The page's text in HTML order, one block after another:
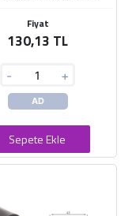
Fiyat
130,13 TL
- +
AD
Sepete Ekle